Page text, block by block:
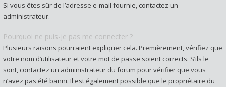
Si vous êtes sûr de l’adresse e-mail fournie, contactez un
administrateur.
Pourquoi ne puis-je pas me connecter ?
Plusieurs raisons pourraient expliquer cela. Premièrement, vérifiez que
votre nom d’utilisateur et votre mot de passe soient corrects. S’ils le
sont, contactez un administrateur du forum pour vérifier que vous
n’avez pas été banni. Il est également possible que le propriétaire du